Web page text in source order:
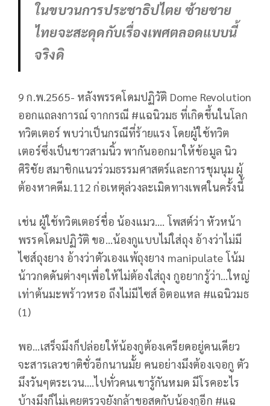
ในขบวนการประชาธิปไตย ซ้ายชาย
ไทยจะสะดุดกับเรื่องเพศตลอดแบบนี้
จริงดิ
9 ก.พ.2565- หลังพรรคโดมปฏิวัติ Dome Revolution
ออกแถลงการณ์ จากกรณี #แฉนิวมธ ที่เกิดขึ้นในโลก
ทวิตเตอร์ พบว่าเป็นกรณีที่ร้ายแรง โดยผู้ใช้ทวิต
เตอร์ซึ่งเป็นชาวสามนิ้ว พากันออกมาให้ข้อมูล นิว
ศิริชัย สมาชิกแนวร่วมธรรมศาสตร์และการชุมนุม ผู้
ต้องหาคดีม.112 ก่อเหตุล่วงละเมิดทางเพศในครั้งนี้
เช่น ผู้ใช้ทวิตเตอร์ชื่อ น้องแมว…. โพสต์ว่า หัวหน้า
พรรคโดมปฏิวัติ ขอ…น้องกูแบบไม่ใส่ถุง อ้างว่าไม่มี
ไซส์ถุงยาง อ้างว่าตัวเองแพ้ถุงยาง manipulate โน้ม
น้าวกดดันต่างๆเพื่อให้ไม่ต้องใส่ถุง กูอยากรู้ว่า…ใหญ่
เท่าต้นมะพร้าวหรอ ถึงไม่มีไซส์ อิตอแหล #แฉนิวมธ
(1)
พอ…เสร็จมึงก็ปล่อยให้น้องกูต้องเครียดอยู่คนเดียว
จะสารเลวชาติชั่วอีกนานมั้ย คนอย่างมึงต้องเจอกู ตัว
มึงวันๆตระเวน….ไปทั่วคนเขารู้กันหมด มีโรคอะไร
บ้างมึงก็ไม่เคยตรวจยังกล้าขอสดกับน้องกูอีก #แฉ